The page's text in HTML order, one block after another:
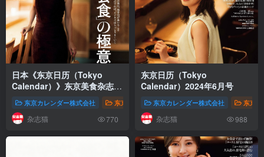
日本《东京日历（Tokyo
Calendar）》东京美食杂志
PDF电子版【2025年·全年订
阅】东京カレンダー株式会社 东京日历（Tokyo Calendar，东京カレンダー）
杂志猫 770
东京日历（Tokyo
Calendar）2024年6月号
东京カレンダー株式会社 东京
杂志猫 988